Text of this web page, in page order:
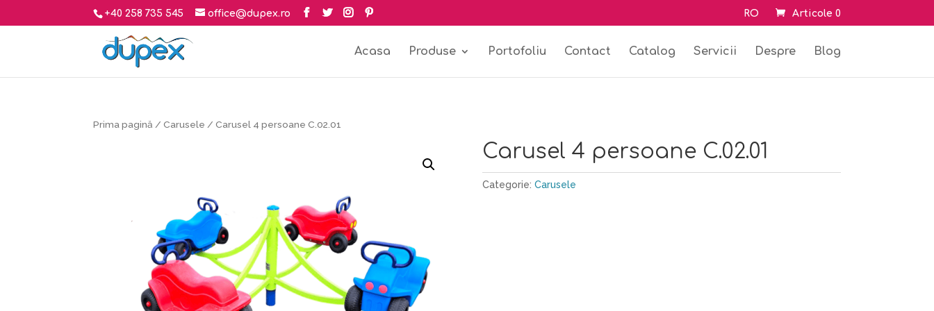
+40 258 735 545 office@dupex.ro RO Articole 0
Acasa Produse Portofoliu Contact Catalog Servicii Despre Blog
Prima pagină /Carusele / Carusel 4 persoane C.02.01
Carusel 4 persoane C.02.01
Categorie: Carusele